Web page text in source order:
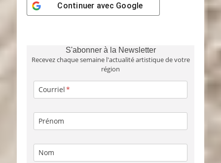
Continuer avec Google
S'abonner à la Newsletter
Recevez chaque semaine l'actualité artistique de votre
région
Courriel
Prénom
Nom